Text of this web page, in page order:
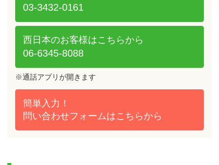
03-3432-0161
西日本のお客様はこちらから
06-6345-8088
簡単入力！
問い合わせフォームはこちらから
※通話アプリが開きます